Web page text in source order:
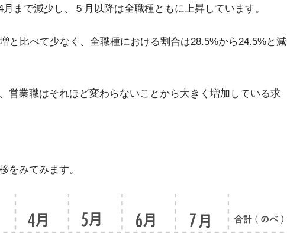
まで減少し、５月以降は全職種ともに上昇しています。
と比べて少なく、全職種における割合は28.5%から24.5%と減
営業職はそれほど変わらないことから大きく増加している求
をみてみます。